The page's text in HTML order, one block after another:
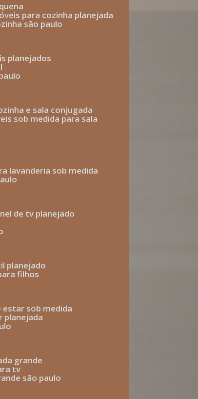
móveis para cozinha planejada
são paulo
planejados
e sala conjugada
sob medida para sala
lavanderia sob medida
de tv planejado
planejado
filhos
estar sob medida
planejada
grande
tv
são paulo